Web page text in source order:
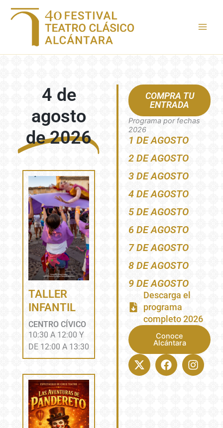
4 de
agosto
de 2026
TALLER
INFANTIL
CENTRO CÍVICO
10:30 A 12:00 Y
DE 12:00 A 13:30
COMPRA TU
ENTRADA
Programa por fechas
2026
1 DE AGOSTO
2 DE AGOSTO
3 DE AGOSTO
4 DE AGOSTO
5 DE AGOSTO
6 DE AGOSTO
7 DE AGOSTO
8 DE AGOSTO
9 DE AGOSTO
Descarga el
programa
completo 2026
Conoce
Alcántara
X-
twitter
Facebook